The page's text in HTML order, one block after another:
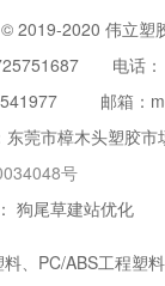
2019-2020 伟立塑
电话：
邮箱：
东莞市樟木头塑胶市
号
狗尾草建站优化
料、 PC/ABS工程塑料